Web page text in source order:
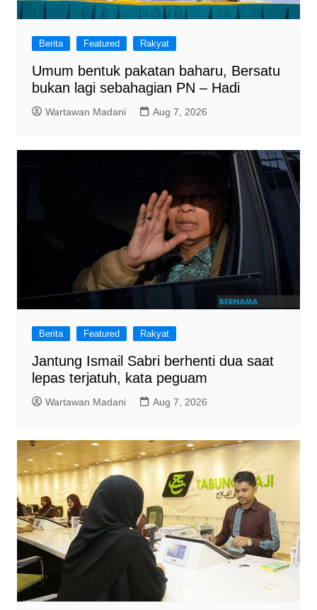
Berita Featured Rakyat
Umum bentuk pakatan baharu, Bersatu
bukan lagi sebahagian PN – Hadi
Wartawan Madani Aug 7, 2026
Berita Featured Rakyat
Jantung Ismail Sabri berhenti dua saat
lepas terjatuh, kata peguam
Wartawan Madani Aug 7, 2026